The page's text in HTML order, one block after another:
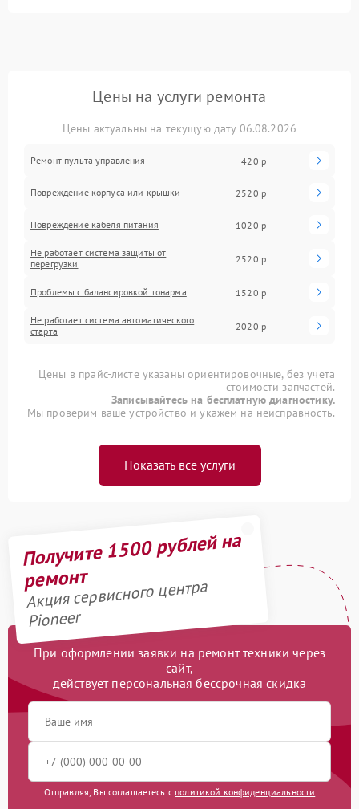
Цены на услуги ремонта
Цены актуальны на текущую дату 06.08.2026
Ремонт пульта управления 420 р
Повреждение корпуса или крышки 2520 р
Повреждение кабеля питания 1020 р
Не работает система защиты от
перегрузки
2520 р
Проблемы с балансировкой тонарма 1520 р
Не работает система автоматического
старта
2020 р
Цены в прайс-листе указаны ориентировочные, без учета
стоимости запчастей.
Записывайтесь на бесплатную диагностику.
Мы проверим ваше устройство и укажем на неисправность.
Показать все услуги
Получите 1500 рублей на
ремонт
Акция сервисного центра
Pioneer
При оформлении заявки на ремонт техники через
сайт,
действует персональная бессрочная скидка
Отправляя, Вы соглашаетесь с политикой конфиденциальности